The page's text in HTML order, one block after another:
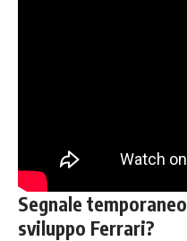
Segnale
sviluppo Ferrari?